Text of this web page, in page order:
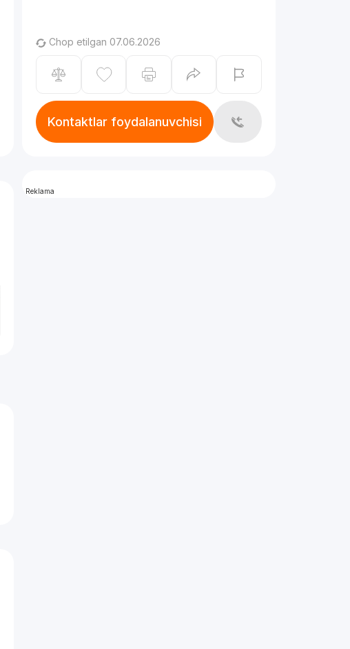
Chop etilgan 07.06.2026
Kontaktlar foydalanuvchisi
Reklama